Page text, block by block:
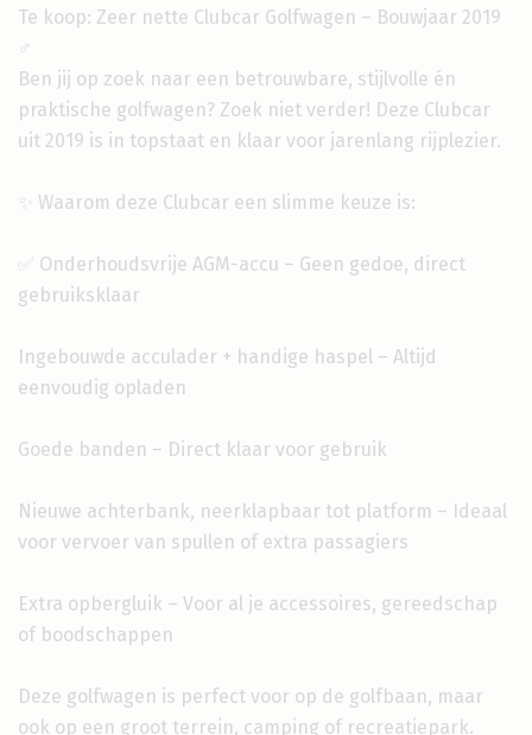
Te koop: Zeer nette Clubcar Golfwagen – Bouwjaar 2019
️‍♂️
Ben jij op zoek naar een betrouwbare, stijlvolle én
praktische golfwagen? Zoek niet verder! Deze Clubcar
uit 2019 is in topstaat en klaar voor jarenlang rijplezier.
✨ Waarom deze Clubcar een slimme keuze is:
✅ Onderhoudsvrije AGM-accu – Geen gedoe, direct
gebruiksklaar
Ingebouwde acculader + handige haspel – Altijd
eenvoudig opladen
Goede banden – Direct klaar voor gebruik
Nieuwe achterbank, neerklapbaar tot platform – Ideaal
voor vervoer van spullen of extra passagiers
Extra opbergluik – Voor al je accessoires, gereedschap
of boodschappen
Deze golfwagen is perfect voor op de golfbaan, maar
ook op een groot terrein, camping of recreatiepark.